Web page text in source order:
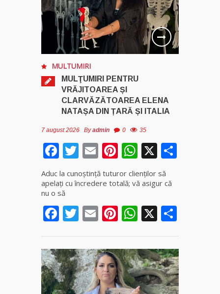
MULTUMIRI
MULŢUMIRI PENTRU
VRĂJITOAREA ȘI
CLARVĂZĂTOAREA ELENA
NATAȘA DIN ȚARĂ ȘI ITALIA
7 august 2026 Byadmin 0 35
Facebook
Twitter
EmailPinterest
WhatsApp
X
Aduc la cunoştinţă tuturor clienţilor să
apelaţi cu încredere totală; vă asigur că
nu o să
Facebook
Twitter
EmailPinterest
WhatsApp
X